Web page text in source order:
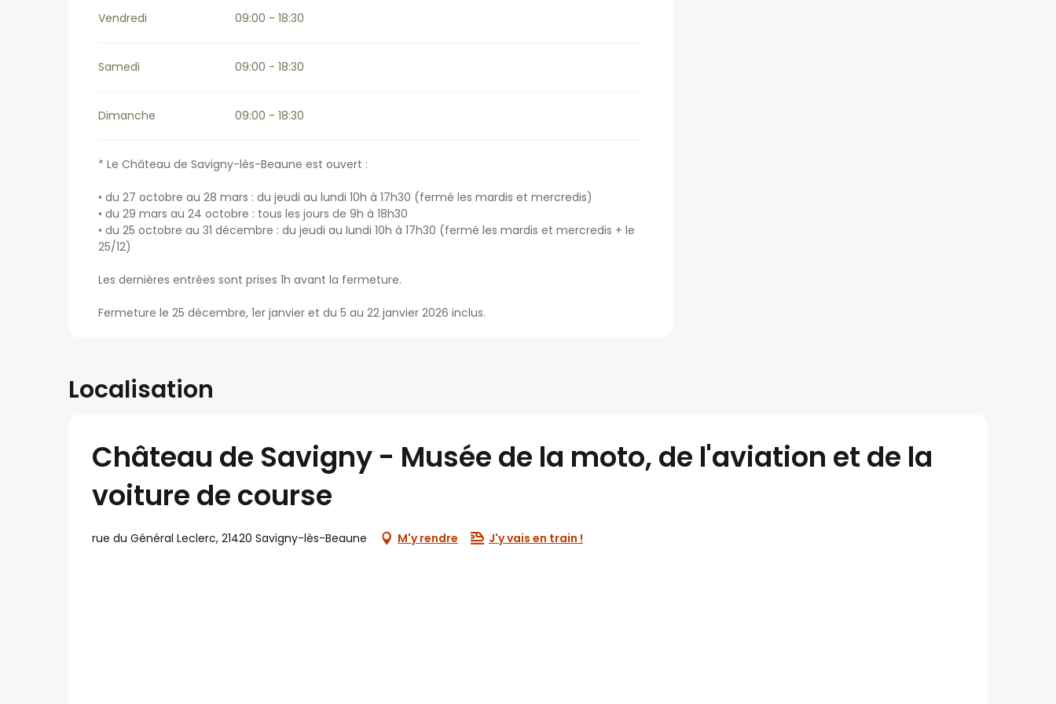
Vendredi 09:00 - 18:30
Samedi 09:00 - 18:30
Dimanche 09:00 - 18:30
* Le Château de Savigny-lès-Beaune est ouvert :
• du 27 octobre au 28 mars : du jeudi au lundi 10h à 17h30 (fermé les mardis et mercredis)
• du 29 mars au 24 octobre : tous les jours de 9h à 18h30
• du 25 octobre au 31 décembre : du jeudi au lundi 10h à 17h30 (fermé les mardis et mercredis + le
25/12)
Les dernières entrées sont prises 1h avant la fermeture.
Fermeture le 25 décembre, 1er janvier et du 5 au 22 janvier 2026 inclus.
Localisation
Château de Savigny - Musée de la moto, de l'aviation et de la
voiture de course
rue du Général Leclerc, 21420 Savigny-lès-Beaune M'y rendre J'y vais en train !